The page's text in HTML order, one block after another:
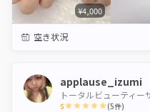
¥4,000
空き状況
applause_izumi
トータルビューティ
5 (5件)